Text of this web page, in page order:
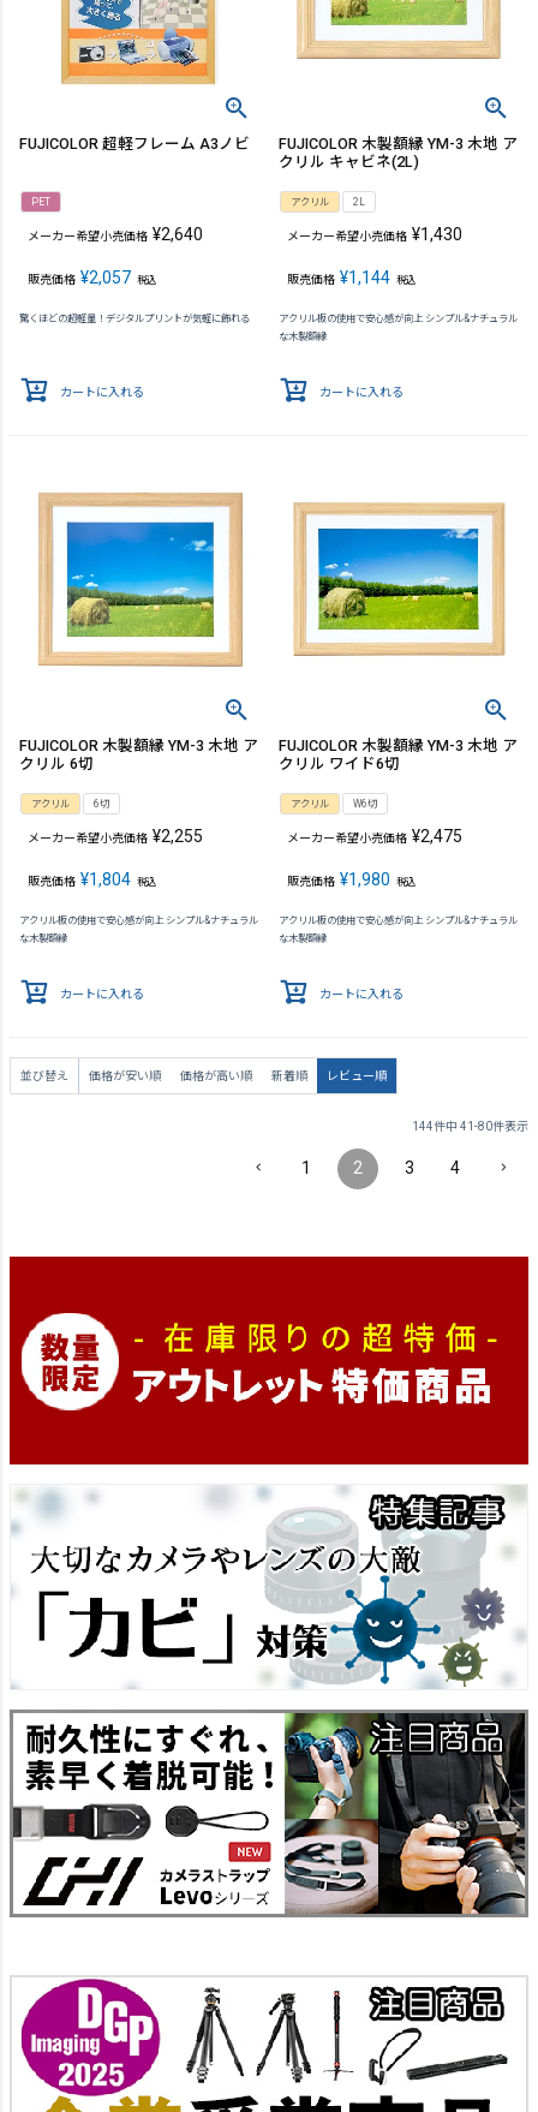
FUJICOLOR 超軽フレーム A3ノビ
PET
メーカー希望小売価格 ¥2,640
販売価格 ¥2,057 税込
驚くほどの超軽量！デジタルプリントが気軽に飾れる
カートに入れる
FUJICOLOR 木製額縁 YM-3 木地 ア
クリル キャビネ(2L)
アクリル 2L
メーカー希望小売価格 ¥1,430
販売価格 ¥1,144 税込
アクリル板の使用で安心感が向上 シンプル&ナチュラル
な木製額縁
カートに入れる
FUJICOLOR 木製額縁 YM-3 木地 ア
クリル 6切
アクリル 6切
メーカー希望小売価格 ¥2,255
販売価格 ¥1,804 税込
アクリル板の使用で安心感が向上 シンプル&ナチュラル
な木製額縁
カートに入れる
FUJICOLOR 木製額縁 YM-3 木地 ア
クリル ワイド6切
アクリル W6切
メーカー希望小売価格 ¥2,475
販売価格 ¥1,980 税込
アクリル板の使用で安心感が向上 シンプル&ナチュラル
な木製額縁
カートに入れる
並び替え 価格が安い順 価格が高い順 新着順 レビュー順
144件中 41 -80件表示
1 2 3 4